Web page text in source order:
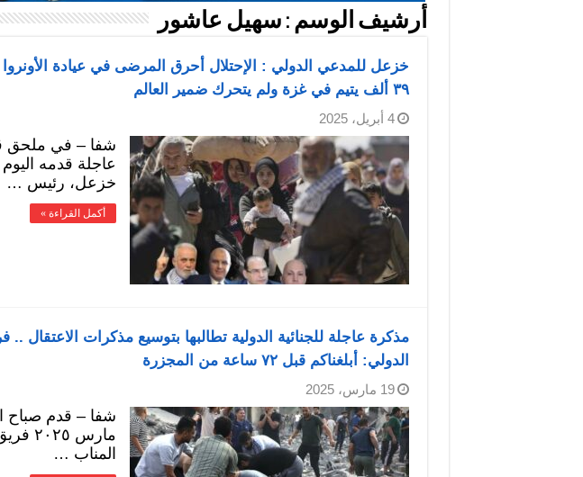
أرشيف الوسم : سهيل عاشور
٣٩ ألف يتيم في غزة ولم يتحرك ضمير العالم
4 أبريل، 2025
شفا – في ملحق
عاجلة قدمه
خزعل، رئيس …
أكمل القراءة »
مذكرة عاجلة للجنائية الدولية تطالبها بتوسيع مذكرات الاعتقال
الدولي: أبلغناكم قبل ٧٢ ساعة من المجزرة
19 مارس، 2025
مارس
المناب …